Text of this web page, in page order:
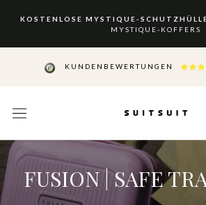
KOSTENLOSE MYSTIQUE-
MYSTIQUE-KOFFERS
KUNDENBEWERTUNGEN
FUSION | SAFE